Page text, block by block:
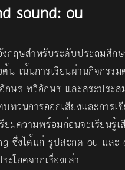
sound: ou
กฤษสำหรับระดับประถมศึ
น เน้นการเรียนผ่านกิจกร
กษร ทวิอักษร และสระประ
ทวนการออกเสียงและการ
มความพร้อมก่อนจะเรียนรู้
ซึ่งได้แก่ รูปสะกด ou แล
โยคจากเรื่องเล่า